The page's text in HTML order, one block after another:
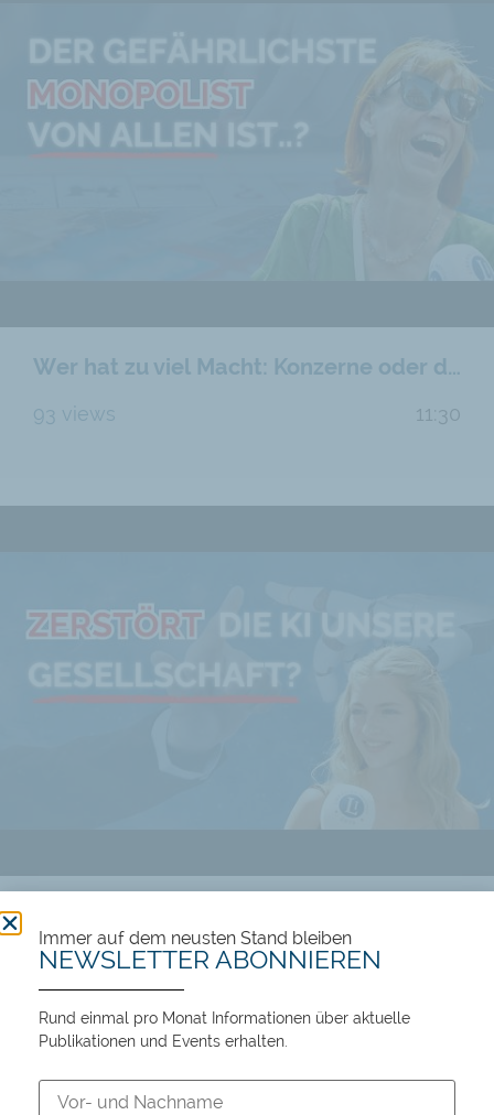
Wer hat zu viel Macht: Konzerne oder der Staat?
93 views 11:30
106 views
Immer auf dem neusten Stand bleiben
NEWSLETTER ABONNIEREN
Rund einmal pro Monat Informationen über aktuelle
Publikationen und Events erhalten.